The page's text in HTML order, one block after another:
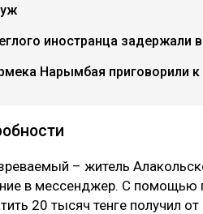
иностранца задержали
Нарымбая приговорили к
– житель
в мессенджер. С помощью
20 тысяч тенге получил